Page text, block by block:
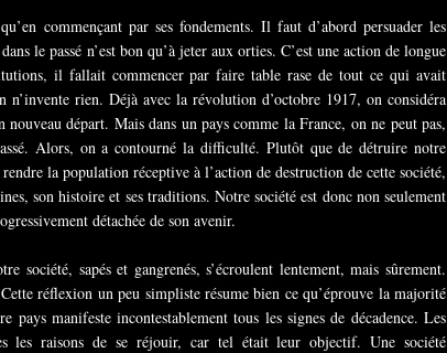
commençant par ses fondements. Il faut d’abord persuader les
le passé n’est bon qu’à jeter aux orties. C’est une action de longue
il fallait commencer par faire table rase de tout ce qui avait
n’invente rien. Déjà avec la révolution d’octobre 1917, on considéra
départ. Mais dans un pays comme la France, on ne peut pas,
Alors, on a contourné la difficulté. Plutôt que de détruire notre
la population réceptive à l’action de destruction de cette société,
son histoire et ses traditions. Notre société est donc non seulement
détachée de son avenir.
société, sapés et gangrenés, s’écroulent lentement, mais sûrement.
réflexion un peu simpliste résume bien ce qu’éprouve la majorité
pays manifeste incontestablement tous les signes de décadence. Les
les raisons de se réjouir, car tel était leur objectif. Une société